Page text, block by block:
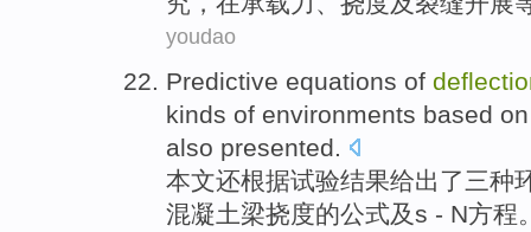
youdao
Predictive equations of
kinds of environments based on
also presented.
本文还根据试验结果给出了三种
混凝土梁挠度的公式及s - N方程